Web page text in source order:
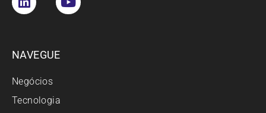
NAVEGUE
Negócios
Tecnologia